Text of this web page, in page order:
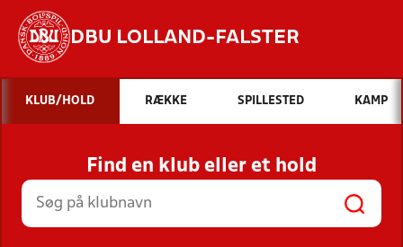
DBU LOLLAND-FALSTER
Hvad vil du søge efter?
INDHOLD OG NYHEDER
STILLINGER, RESULTATER, KLUBBER OG
HOLD
KLUB/HOLD RÆKKE SPILLESTED KAMP
Find en klub eller et hold